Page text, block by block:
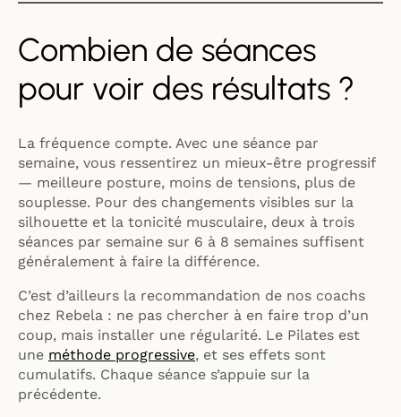
Combien de séances
pour voir des résultats ?
La fréquence compte. Avec une séance par
semaine, vous ressentirez un mieux-être progressif
— meilleure posture, moins de tensions, plus de
souplesse. Pour des changements visibles sur la
silhouette et la tonicité musculaire, deux à trois
séances par semaine sur 6 à 8 semaines suffisent
généralement à faire la différence.
C’est d’ailleurs la recommandation de nos coachs
chez Rebela : ne pas chercher à en faire trop d’un
coup, mais installer une régularité. Le Pilates est
une méthode progressive, et ses effets sont
cumulatifs. Chaque séance s’appuie sur la
précédente.